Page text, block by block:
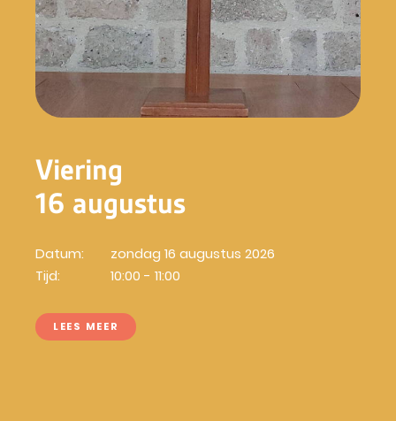
Viering
16 augustus
Datum:
Tijd:
zondag 16 augustus 2026
10:00 - 11:00
LEES MEER